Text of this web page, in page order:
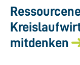
mitdenken